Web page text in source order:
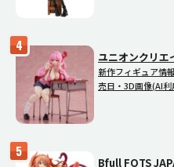
ユニオンクリエ
新作フィギュア情
売日・3D画像(AI
Bfull FOTS